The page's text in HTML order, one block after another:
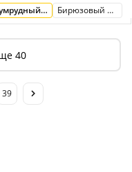
Изумрудный и антрацит
Бирюзовый и антрацит
40
39